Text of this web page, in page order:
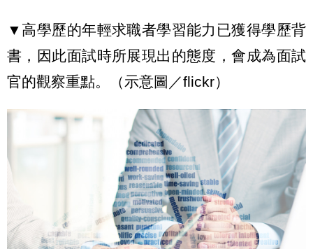
▼高學歷的年輕求職者學習能力已獲得學歷背
書，因此面試時所展現出的態度，會成為面試
官的觀察重點。（示意圖／flickr）